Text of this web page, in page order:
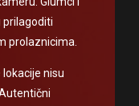
prilagoditi
prolaznicima.
nisu